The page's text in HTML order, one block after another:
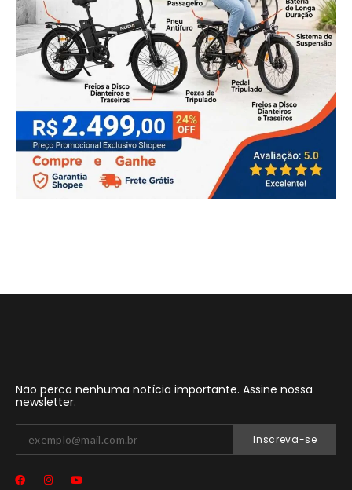
Não perca nenhuma notícia importante. Assine nossa
newsletter.
Inscreva-se